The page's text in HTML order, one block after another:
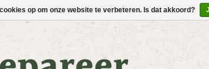
op om onze website te verbeteren. Is dat akkoord?